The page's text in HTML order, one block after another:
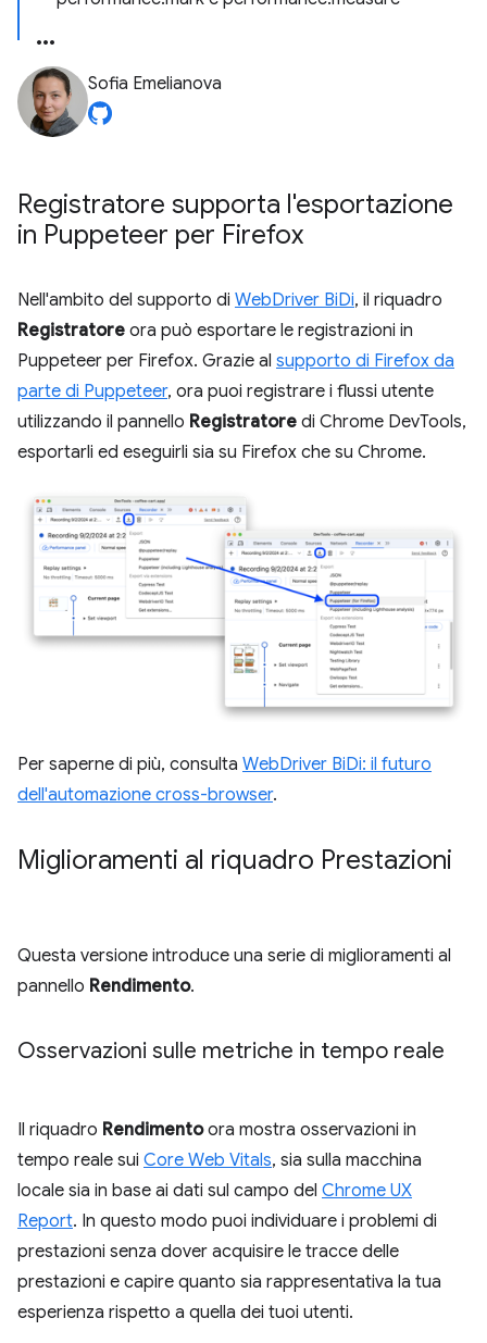
Sofia Emelianova
Registratore supporta l'esportazione
in Puppeteer per Firefox
Nell'ambito del supporto di WebDriver BiDi, il riquadro
Registratore ora può esportare le registrazioni in
Puppeteer per Firefox. Grazie al supporto di Firefox da
parte di Puppeteer, ora puoi registrare i flussi utente
utilizzando il pannello Registratore di Chrome DevTools,
esportarli ed eseguirli sia su Firefox che su Chrome.
Per saperne di più, consulta WebDriver BiDi: il futuro
dell'automazione cross-browser.
Miglioramenti al riquadro Prestazioni
Questa versione introduce una serie di miglioramenti al
pannello Rendimento.
Osservazioni sulle metriche in tempo reale
Il riquadro Rendimentoora mostra osservazioni in
tempo reale sui Core Web Vitals, sia sulla macchina
locale sia in base ai dati sul campo del Chrome UX
Report. In questo modo puoi individuare i problemi di
prestazioni senza dover acquisire le tracce delle
prestazioni e capire quanto sia rappresentativa la tua
esperienza rispetto a quella dei tuoi utenti.